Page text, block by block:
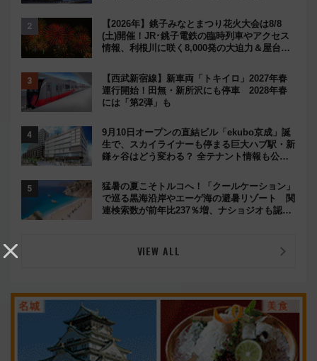
【2026年】銚子みなとまつり花火大会は8/8
(土)開催！JR･銚子電鉄の臨時列車やアクセス
情報、利根川に咲く8,000発の大迫力＆屋台を
【西武新宿線】新車両「トキイロ」2027年春
運行開始！田無・新所沢にも停車 2028年春
には「第2弾」も
9月10日オープンの直結ビル「ekubo京成」誕
生で、スカイライナーも停まる巨大ハブ駅・新
鎌ヶ谷はどう変わる？ 全テナント情報も公
猛暑の夏こそトルコへ！「クールケーション」
で巡る黒海沿岸やエーゲ海の避暑リゾート 関
連検索数が前年比237％増、ナショジオも認め
VIEW ALL